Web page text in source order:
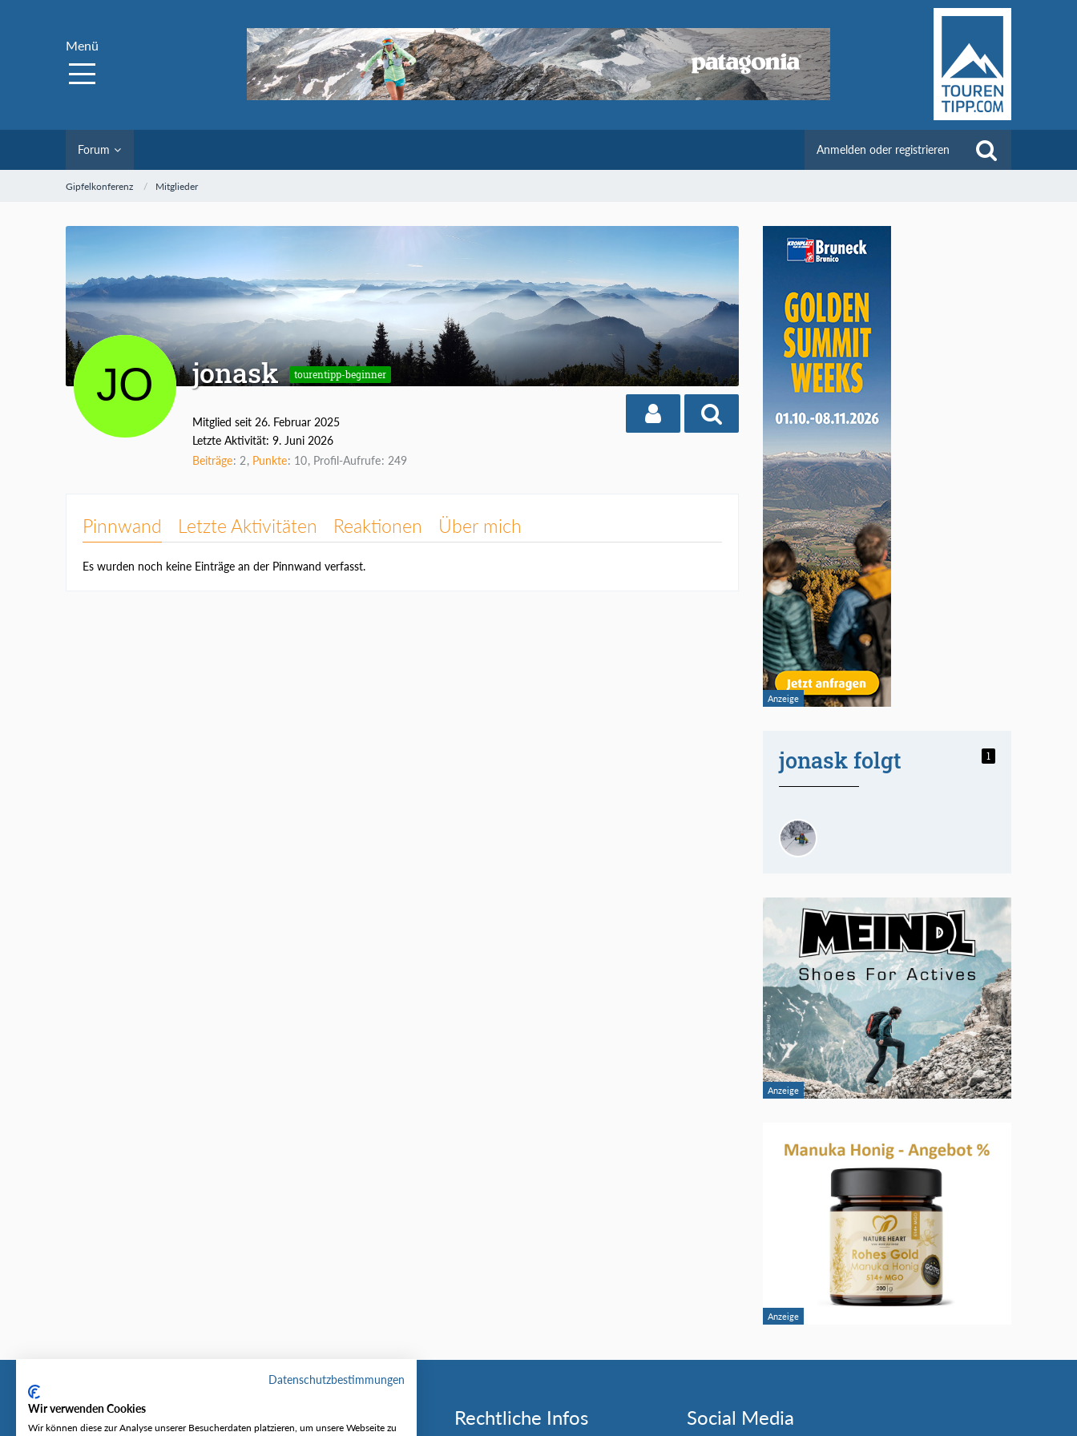
Menü
Forum Anmelden oder registrieren
Gipfelkonferenz Mitglieder
jonask tourentipp-beginner
Mitglied seit 26. Februar 2025
Letzte Aktivität: 9. Juni 2026
Beiträge 2 Punkte 10 Profil-Aufrufe 249
Pinnwand Letzte Aktivitäten Reaktionen Über mich
Es wurden noch keine Einträge an der Pinnwand verfasst.
jonask folgt 1
Tourentipp Rechtliche Infos Social Media
Datenschutzbestimmungen
Wir verwenden Cookies
Wir können diese zur Analyse unserer Besucherdaten platzieren, um unsere Webseite zu